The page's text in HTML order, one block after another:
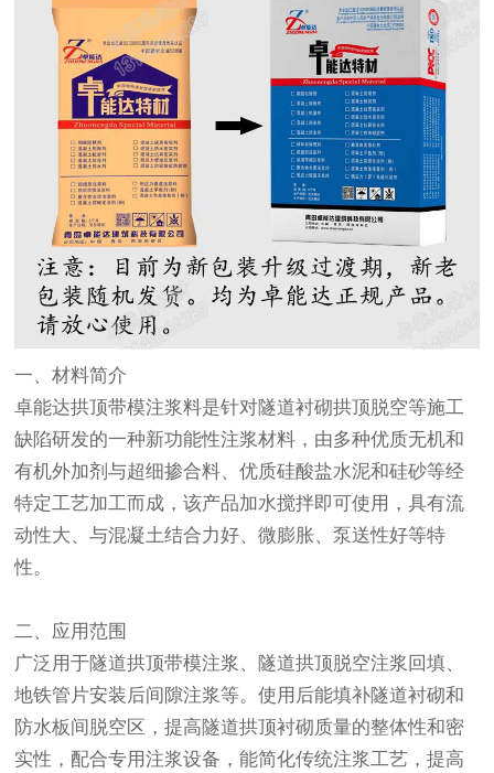
一、材料简介
卓能达拱顶带模注浆料是针对隧道衬砌拱顶脱空等施工
缺陷研发的一种新功能性注浆材料，由多种优质无机和
有机外加剂与超细掺合料、优质硅酸盐水泥和硅砂等经
特定工艺加工而成，该产品加水搅拌即可使用，具有流
动性大、与混凝土结合力好、微膨胀、泵送性好等特
性。
二、应用范围
广泛用于隧道拱顶带模注浆、隧道拱顶脱空注浆回填、
地铁管片安装后间隙注浆等。使用后能填补隧道衬砌和
防水板间脱空区，提高隧道拱顶衬砌质量的整体性和密
实性，配合专用注浆设备，能简化传统注浆工艺，提高